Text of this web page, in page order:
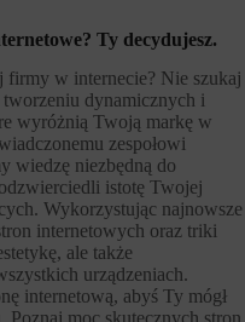
Ty decydujesz.
firmy w internecie? Nie szukaj
tworzeniu dynamicznych i
wyróżnią Twoją markę w
zespołowi
wiedzę niezbędną do
istotę Twojej
Wykorzystując najnowsze
internetowych oraz triki
ale także
urządzeniach.
internetową, abyś Ty mógł